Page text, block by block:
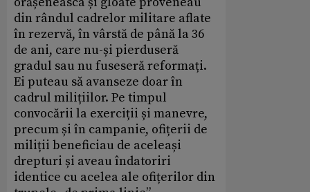
din rândul cadrelor militare aflate
în rezervă, în vârstă de până la 36
de ani, care nu-și pierduseră
gradul sau nu fuseseră reformați.
Ei puteau să avanseze doar în
cadrul milițiilor. Pe timpul
convocării la exerciții și manevre,
precum și în campanie, ofițerii de
miliții beneficiau de aceleași
drepturi și aveau îndatoriri
identice cu acelea ale ofițerilor din